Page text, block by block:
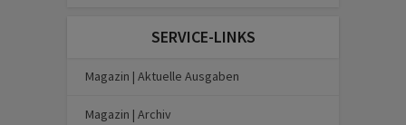
SERVICE-LINKS
Magazin | Aktuelle Ausgaben
Magazin | Archiv